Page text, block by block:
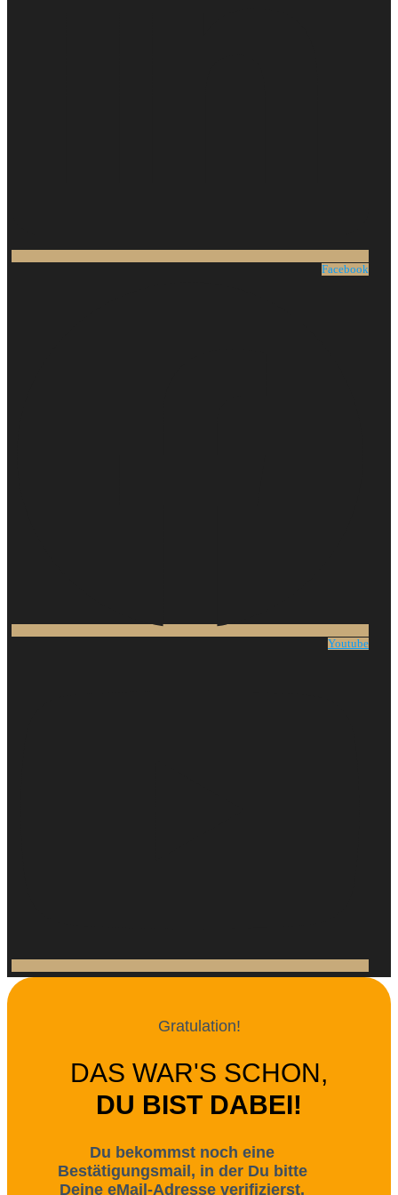
Facebook
Youtube
Gratulation!
DAS WAR'S SCHON,
DU BIST DABEI!
Du bekommst noch eine
Bestätigungsmail, in der Du bitte
Deine eMail-Adresse verifizierst.